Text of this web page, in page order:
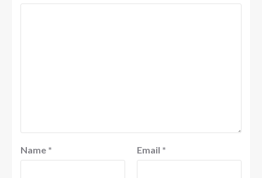
Name * Email *